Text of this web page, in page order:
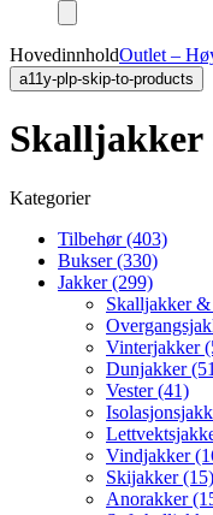
HovedinnholdOutlet –
a11y-plp-skip-to-products
Kategorier
Tilbehør (403)
Bukser (330)
Jakker (299)
Skalljakker
Vinterjakker
Dunjakker
Vester (41)
Vindjakker
Skijakker (15)
Anorakker